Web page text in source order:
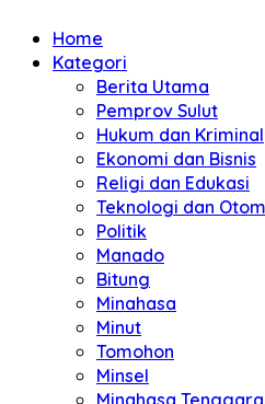
Home
Kategori
Berita Utama
Pemprov Sulut
Hukum dan Kriminal
Ekonomi dan Bisnis
Religi dan Edukasi
Teknologi dan
Politik
Manado
Bitung
Minahasa
Minut
Tomohon
Minsel
Minahasa Tenggara